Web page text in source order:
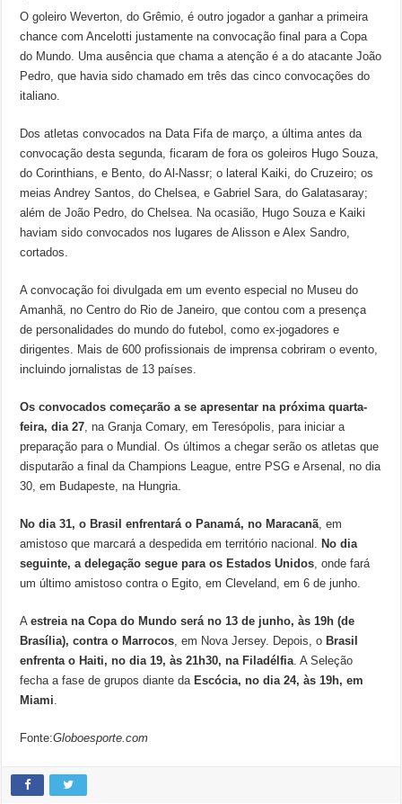
O goleiro Weverton, do Grêmio, é outro jogador a ganhar a primeira
chance com Ancelotti justamente na convocação final para a Copa
do Mundo. Uma ausência que chama a atenção é a do atacante João
Pedro, que havia sido chamado em três das cinco convocações do
italiano.
Dos atletas convocados na Data Fifa de março, a última antes da
convocação desta segunda, ficaram de fora os goleiros Hugo Souza,
do Corinthians, e Bento, do Al-Nassr; o lateral Kaiki, do Cruzeiro; os
meias Andrey Santos, do Chelsea, e Gabriel Sara, do Galatasaray;
além de João Pedro, do Chelsea. Na ocasião, Hugo Souza e Kaiki
haviam sido convocados nos lugares de Alisson e Alex Sandro,
cortados.
A convocação foi divulgada em um evento especial no Museu do
Amanhã, no Centro do Rio de Janeiro, que contou com a presença
de personalidades do mundo do futebol, como ex-jogadores e
dirigentes. Mais de 600 profissionais de imprensa cobriram o evento,
incluindo jornalistas de 13 países.
Os convocados começarão a se apresentar na próxima quarta-
feira, dia 27 , na Granja Comary, em Teresópolis, para iniciar a
preparação para o Mundial. Os últimos a chegar serão os atletas que
disputarão a final da Champions League, entre PSG e Arsenal, no dia
30, em Budapeste, na Hungria.
No dia 31, o Brasil enfrentará o Panamá, no Maracanã , em
amistoso que marcará a despedida em território nacional.
No dia
seguinte, a delegação segue para os Estados Unidos , onde fará
um último amistoso contra o Egito, em Cleveland, em 6 de junho.
Aestreia na Copa do Mundo será no 13 de junho, às 19h (de
Brasília), contra o Marrocos , em Nova Jersey. Depois, o Brasil
enfrenta o Haiti, no dia 19, às 21h30, na Filadélfia . A Seleção
fecha a fase de grupos diante da Escócia, no dia 24, às 19h, em
Miami
Fonte:Globoesporte.com